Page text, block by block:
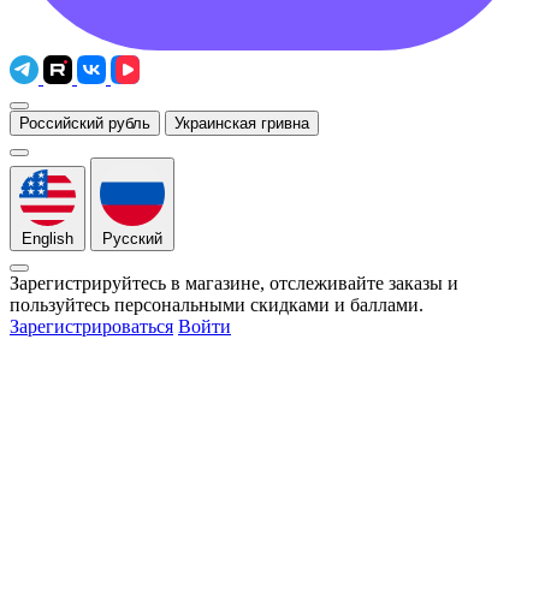
Российский рубль Украинская гривна
English Русский
Зарегистрируйтесь в магазине, отслеживайте заказы и
пользуйтесь персональными скидками и баллами.
Зарегистрироваться Войти